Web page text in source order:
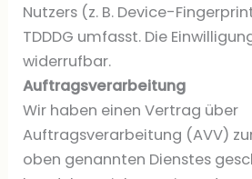
Nutzers (z. B. Device-
TDDDG umfasst. Die
widerrufbar.
Auftragsverarbeitung
Wir haben einen Vertrag über
Auftragsverarbeitung (AVV)
oben genannten Dienstes